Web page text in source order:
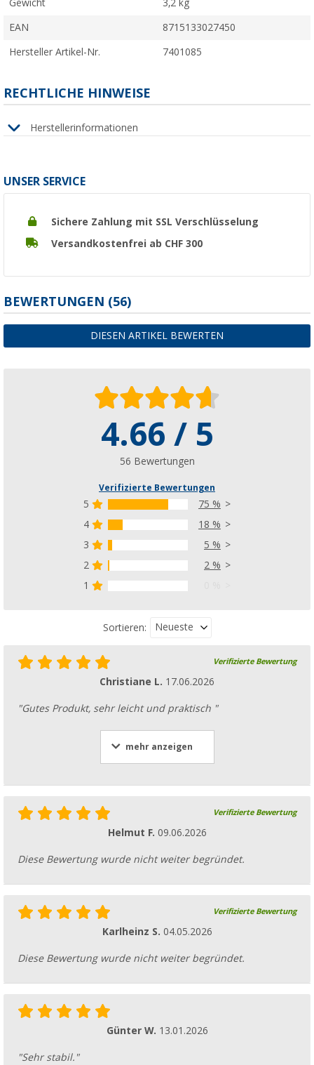
Gewicht 3,2 kg
EAN 8715133027450
Hersteller Artikel-Nr. 7401085
RECHTLICHE HINWEISE
Herstellerinformationen
UNSER SERVICE
Sichere Zahlung mit SSL Verschlüsselung
Versandkostenfrei ab CHF 300
BEWERTUNGEN (56)
DIESEN ARTIKEL BEWERTEN
4.66 / 5
56 Bewertungen
Verifizierte Bewertungen
5
75 %
4
18 %
3
5 %
2
2 %
1
Sortieren: Neueste
Verifizierte Bewertung
Christiane L. 17.06.2026
"Gutes Produkt, sehr leicht und praktisch "
mehr anzeigen
Verifizierte Bewertung
Helmut F. 09.06.2026
Diese Bewertung wurde nicht weiter begründet.
Verifizierte Bewertung
Karlheinz S. 04.05.2026
Diese Bewertung wurde nicht weiter begründet.
Günter W. 13.01.2026
"Sehr stabil."